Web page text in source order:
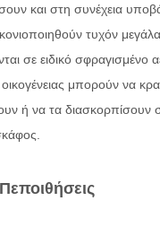
και στη συνέχεια
τυχόν
σε ειδικό σφραγισμένο
μπορούν να
ή να τα διασκορπίσουν